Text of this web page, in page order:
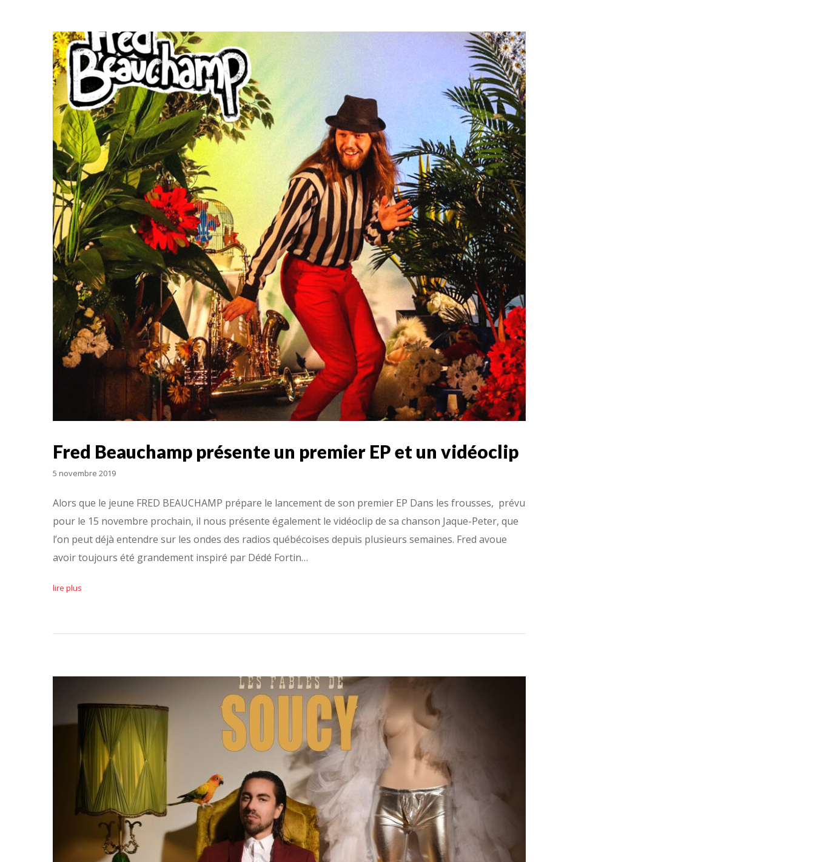
Fred Beauchamp présente un premier EP et un vidéoclip
5 novembre 2019
Alors que le jeune FRED BEAUCHAMP prépare le lancement de son premier EP Dans les frousses, prévu
pour le 15 novembre prochain, il nous présente également le vidéoclip de sa chanson Jaque-Peter, que
l’on peut déjà entendre sur les ondes des radios québécoises depuis plusieurs semaines. Fred avoue
avoir toujours été grandement inspiré par Dédé Fortin…
lire plus